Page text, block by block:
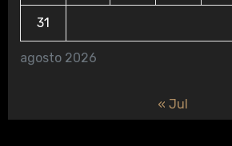
agosto 2026
31
« Jul